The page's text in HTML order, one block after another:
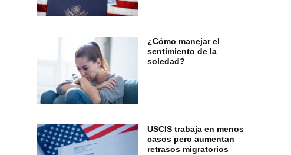
¿Cómo manejar el
sentimiento de la
soledad?
USCIS trabaja en menos
casos pero aumentan
retrasos migratorios